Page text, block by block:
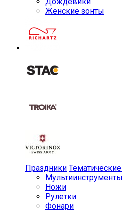
Женские зонты
Праздники
Мульти­инструменты
Ножи
Рулетки
Фонари